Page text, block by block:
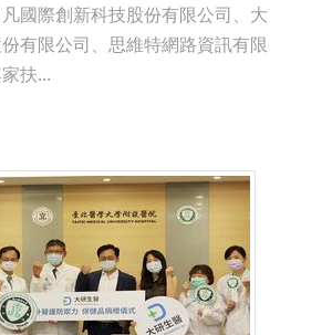
國際創新科技股份有限公司、大
有限公司、思維特網路資訊有限
扶...